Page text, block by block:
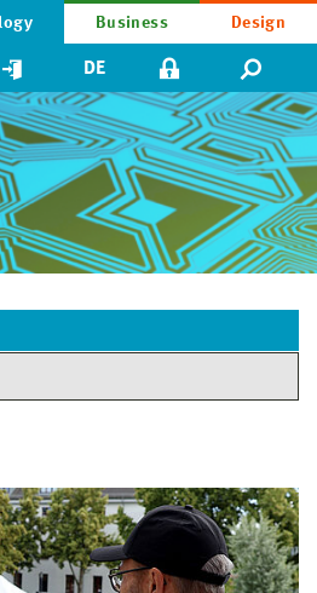
Business Design
DE